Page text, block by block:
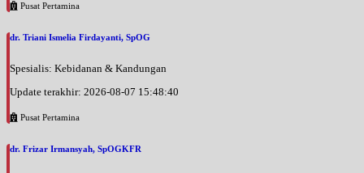
Pusat Pertamina
dr. Triani Ismelia Firdayanti, SpOG
Spesialis: Kebidanan & Kandungan
Update terakhir: 2026-08-07 15:48:40
Pusat Pertamina
dr. Frizar Irmansyah, SpOGKFR